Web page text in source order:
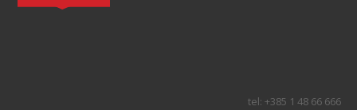
tel: +385 1 48 66 666